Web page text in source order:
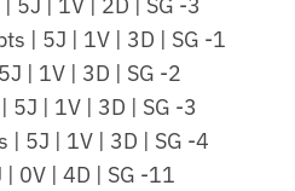
5J | 1V | 2D | SG -3
| 5J | 1V | 3D | SG -1
| 1V | 3D | SG -2
| 1V | 3D | SG -3
| 5J | 1V | 3D | SG -4
0V | 4D | SG -11